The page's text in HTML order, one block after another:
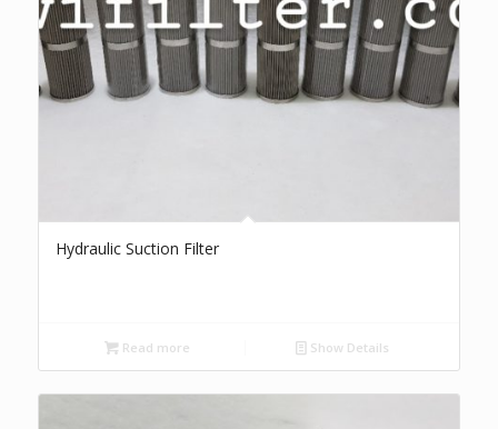
Hydraulic Suction Filter
Read more Show Details